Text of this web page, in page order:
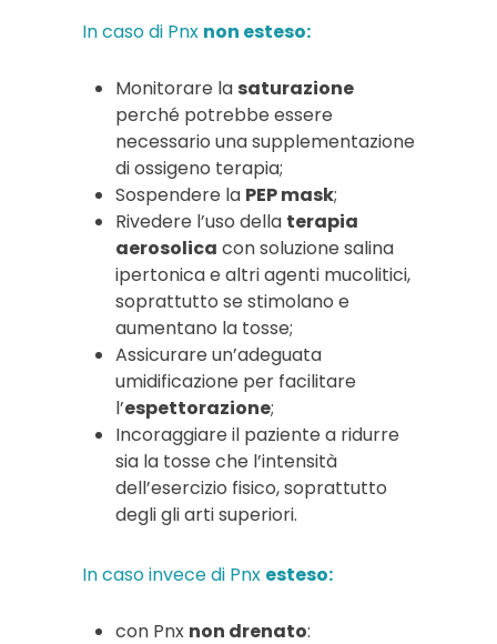
In caso di Pnx non esteso:
Monitorare la saturazione
perché potrebbe essere
necessario una supplementazione
di ossigeno terapia;
Sospendere la PEP mask;
Rivedere l’uso della terapia
aerosolica con soluzione salina
ipertonica e altri agenti mucolitici,
soprattutto se stimolano e
aumentano la tosse;
Assicurare un’adeguata
umidificazione per facilitare
l’espettorazione;
Incoraggiare il paziente a ridurre
sia la tosse che l’intensità
dell’esercizio fisico, soprattutto
degli gli arti superiori.
In caso invece di Pnx esteso:
con Pnx non drenato: